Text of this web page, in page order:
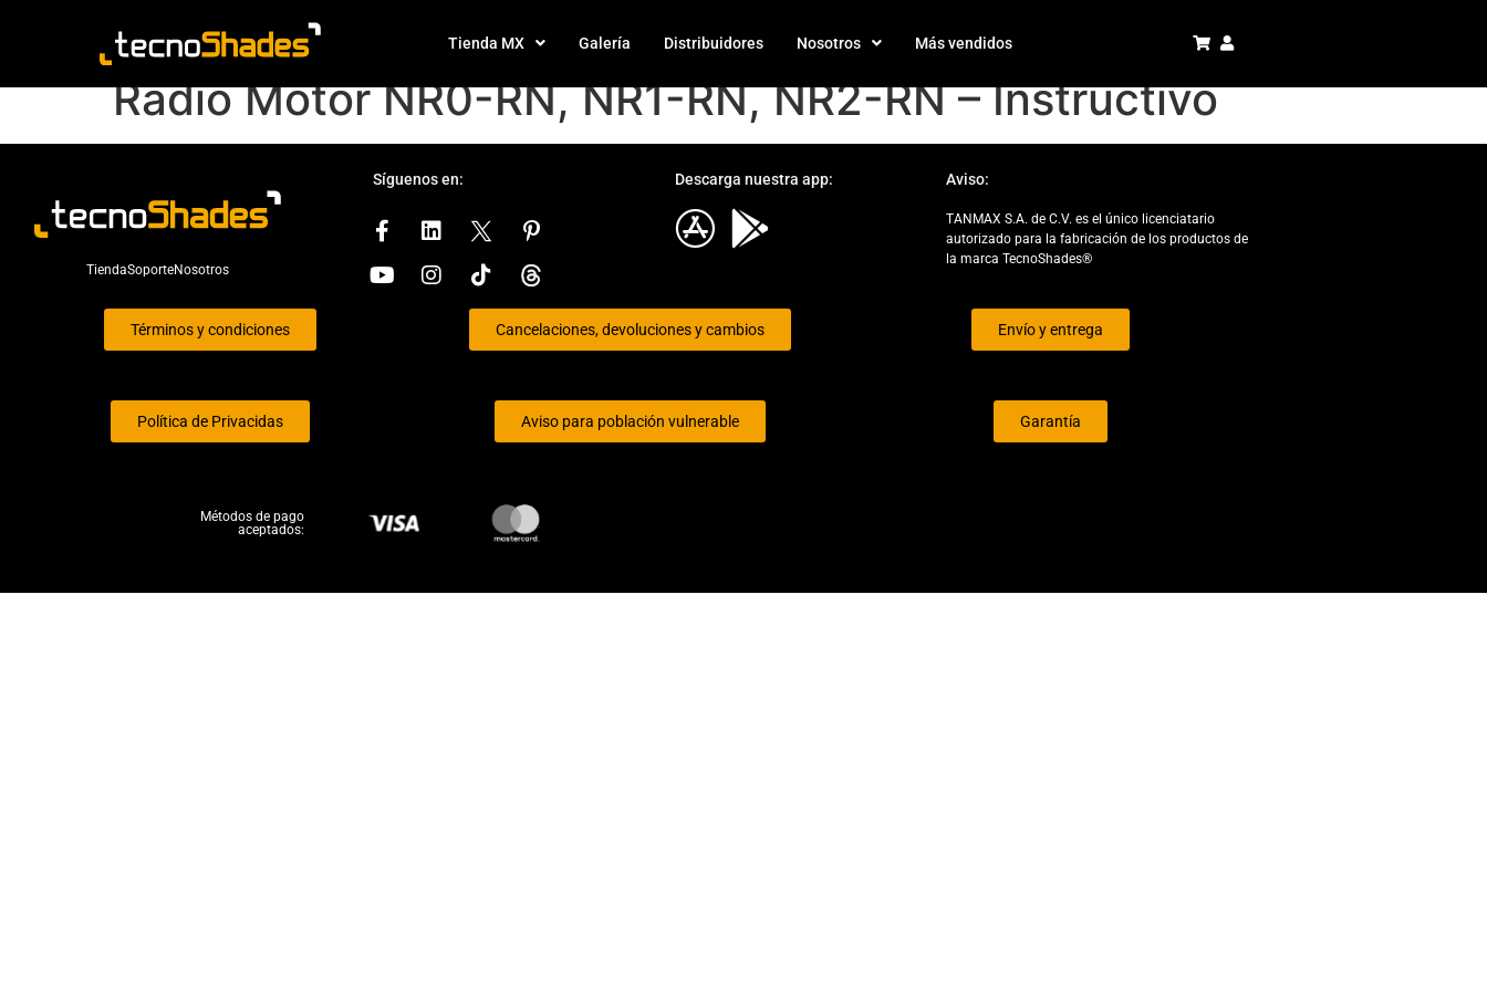
Tienda MX Galería Distribuidores Nosotros Más vendidos
Haz clic aquí
Radio Motor NR0-RN, NR1-RN, NR2-RN – Instructivo
TiendaSoporteNosotros
Síguenos en: Descarga nuestra app: Aviso:
TANMAX S.A. de C.V. es el único licenciatario
autorizado para la fabricación de los productos de
la marca TecnoShades®
Términos y condiciones Cancelaciones, devoluciones y cambios Envío y entrega
Política de Privacidas Aviso para población vulnerable Garantía
Métodos de pago
aceptados: